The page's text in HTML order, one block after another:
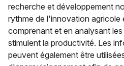
recherche et développement
rythme de l'innovation agricole
comprenant et en analysant
stimulent la productivité. Les
peuvent également être